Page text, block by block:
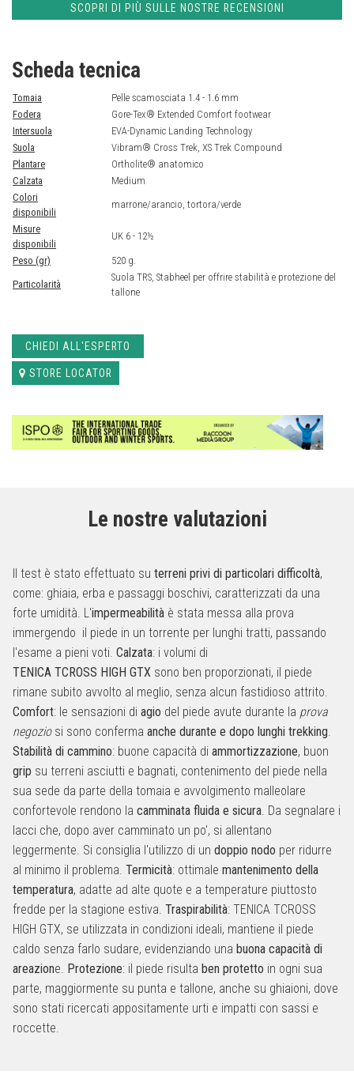
SCOPRI DI PIÙ SULLE NOSTRE RECENSIONI
Scheda tecnica
Tomaia
Pelle scamosciata 1.4 - 1.6 mm
Fodera
Gore-Tex® Extended Comfort footwear
Intersuola
EVA-Dynamic Landing Technology
Suola
Vibram® Cross Trek, XS Trek Compound
Plantare
Ortholite® anatomico
Calzata
Medium
Colori
disponibili
marrone/arancio, tortora/verde
Misure
disponibili
UK 6 - 12½
Peso (gr)
520 g.
Particolarità
Suola TRS, Stabheel per offrire stabilità e protezione del
tallone
CHIEDI ALL'ESPERTO
STORE LOCATOR
Le nostre valutazioni
Il test è stato effettuato su terreni privi di particolari difficoltà,
come: ghiaia, erba e passaggi boschivi, caratterizzati da una
forte umidità. L'impermeabilità è stata messa alla prova
immergendo il piede in un torrente per lunghi tratti, passando
l'esame a pieni voti. Calzata: i volumi di
TENICA TCROSS HIGH GTX sono ben proporzionati, il piede
rimane subito avvolto al meglio, senza alcun fastidioso attrito.
Comfort: le sensazioni di agio del piede avute durante la prova
negoziosi sono conferma anche durante e dopo lunghi trekking.
Stabilità di cammino: buone capacità di ammortizzazione, buon
grip su terreni asciutti e bagnati, contenimento del piede nella
sua sede da parte della tomaia e avvolgimento malleolare
confortevole rendono la camminata fluida e sicura. Da segnalare i
lacci che, dopo aver camminato un po', si allentano
leggermente. Si consiglia l'utilizzo di un doppio nodo per ridurre
al minimo il problema. Termicità: ottimale mantenimento della
temperatura, adatte ad alte quote e a temperature piuttosto
fredde per la stagione estiva. Traspirabilità: TENICA TCROSS
HIGH GTX, se utilizzata in condizioni ideali, mantiene il piede
caldo senza farlo sudare, evidenziando una buona capacità di
areazione. Protezione: il piede risulta ben protetto in ogni sua
parte, maggiormente su punta e tallone, anche su ghiaioni, dove
sono stati ricercati appositamente urti e impatti con sassi e
roccette.